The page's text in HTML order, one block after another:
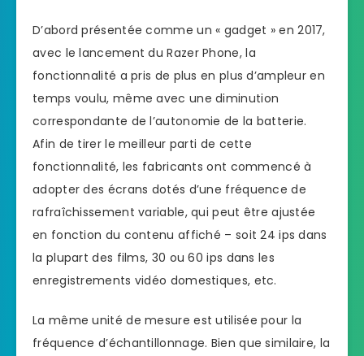
D’abord présentée comme un « gadget » en 2017,
avec le lancement du Razer Phone, la
fonctionnalité a pris de plus en plus d’ampleur en
temps voulu, même avec une diminution
correspondante de l’autonomie de la batterie.
Afin de tirer le meilleur parti de cette
fonctionnalité, les fabricants ont commencé à
adopter des écrans dotés d’une fréquence de
rafraîchissement variable, qui peut être ajustée
en fonction du contenu affiché – soit 24 ips dans
la plupart des films, 30 ou 60 ips dans les
enregistrements vidéo domestiques, etc.
La même unité de mesure est utilisée pour la
fréquence d’échantillonnage. Bien que similaire, la